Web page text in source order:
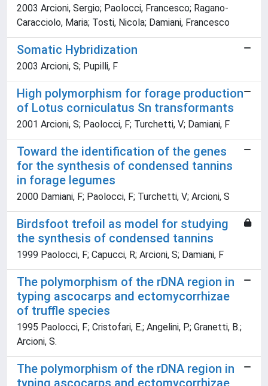
2003 Arcioni, Sergio; Paolocci, Francesco; Ragano-
Caracciolo, Maria; Tosti, Nicola; Damiani, Francesco
Somatic Hybridization
2003 Arcioni, S; Pupilli, F
High polymorphism for forage production
of Lotus corniculatus Sn transformants
2001 Arcioni, S; Paolocci, F; Turchetti, V; Damiani, F
Toward the identification of the genes
for the synthesis of condensed tannins
in forage legumes
2000 Damiani, F; Paolocci, F; Turchetti, V; Arcioni, S
Birdsfoot trefoil as model for studying
the synthesis of condensed tannins
1999 Paolocci, F; Capucci, R; Arcioni, S; Damiani, F
The polymorphism of the rDNA region in
typing ascocarps and ectomycorrhizae
of truffle species
1995 Paolocci, F.; Cristofari, E.; Angelini, P.; Granetti, B.;
Arcioni, S.
The polymorphism of the rDNA region in